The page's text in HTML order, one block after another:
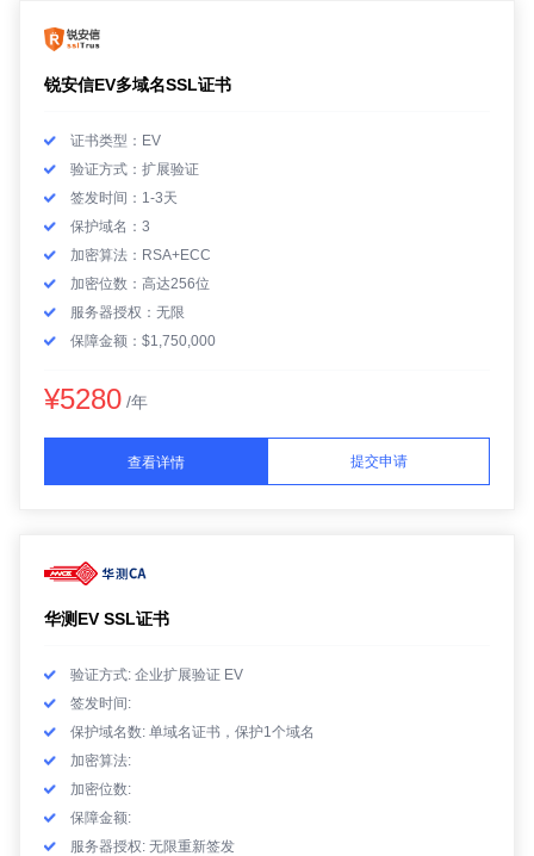
锐安信EV多域名SSL证书
证书类型：EV
验证方式：扩展验证
签发时间：1-3天
保护域名：3
加密算法：RSA+ECC
加密位数：高达256位
服务器授权：无限
保障金额：$1,750,000
¥5280 /年
查看详情 提交申请
华测EV SSL证书
验证方式: 企业扩展验证 EV
签发时间:
保护域名数: 单域名证书，保护1个域名
加密算法:
加密位数:
保障金额:
服务器授权: 无限重新签发